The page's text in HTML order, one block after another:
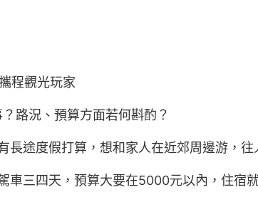
程觀光玩家
路況、預算方面若何斟酌？
途度假打算，想和家人在近郊周邊游，
三四天，預算大要在5000元以內，住宿